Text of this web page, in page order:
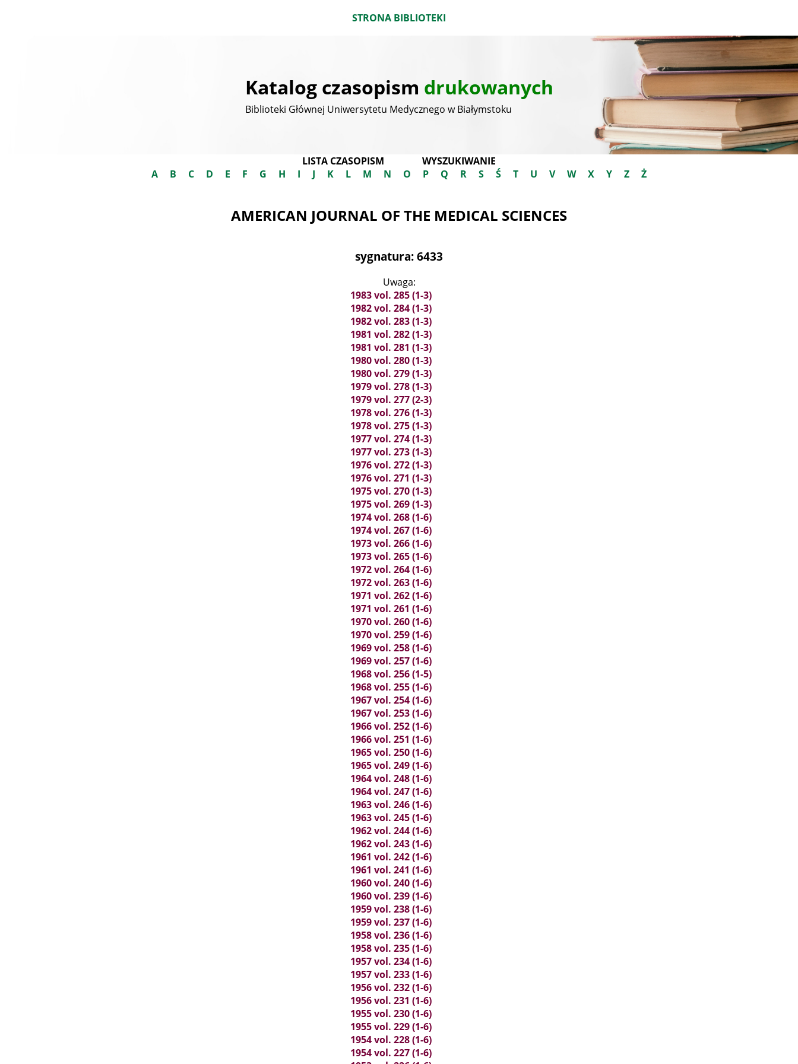
STRONA BIBLIOTEKI
Katalog czasopism drukowanych
Biblioteki Głównej Uniwersytetu Medycznego w Białymstoku
LISTA CZASOPISM
WYSZUKIWANIE
A
B C D E F G H I J K L M N O P Q R S Ś T U V W X Y Z Ż
AMERICAN JOURNAL OF THE MEDICAL SCIENCES
sygnatura: 6433
Uwaga:
1983 vol. 285 (1-3)
1982 vol. 284 (1-3)
1982 vol. 283 (1-3)
1981 vol. 282 (1-3)
1981 vol. 281 (1-3)
1980 vol. 280 (1-3)
1980 vol. 279 (1-3)
1979 vol. 278 (1-3)
1979 vol. 277 (2-3)
1978 vol. 276 (1-3)
1978 vol. 275 (1-3)
1977 vol. 274 (1-3)
1977 vol. 273 (1-3)
1976 vol. 272 (1-3)
1976 vol. 271 (1-3)
1975 vol. 270 (1-3)
1975 vol. 269 (1-3)
1974 vol. 268 (1-6)
1974 vol. 267 (1-6)
1973 vol. 266 (1-6)
1973 vol. 265 (1-6)
1972 vol. 264 (1-6)
1972 vol. 263 (1-6)
1971 vol. 262 (1-6)
1971 vol. 261 (1-6)
1970 vol. 260 (1-6)
1970 vol. 259 (1-6)
1969 vol. 258 (1-6)
1969 vol. 257 (1-6)
1968 vol. 256 (1-5)
1968 vol. 255 (1-6)
1967 vol. 254 (1-6)
1967 vol. 253 (1-6)
1966 vol. 252 (1-6)
1966 vol. 251 (1-6)
1965 vol. 250 (1-6)
1965 vol. 249 (1-6)
1964 vol. 248 (1-6)
1964 vol. 247 (1-6)
1963 vol. 246 (1-6)
1963 vol. 245 (1-6)
1962 vol. 244 (1-6)
1962 vol. 243 (1-6)
1961 vol. 242 (1-6)
1961 vol. 241 (1-6)
1960 vol. 240 (1-6)
1960 vol. 239 (1-6)
1959 vol. 238 (1-6)
1959 vol. 237 (1-6)
1958 vol. 236 (1-6)
1958 vol. 235 (1-6)
1957 vol. 234 (1-6)
1957 vol. 233 (1-6)
1956 vol. 232 (1-6)
1956 vol. 231 (1-6)
1955 vol. 230 (1-6)
1955 vol. 229 (1-6)
1954 vol. 228 (1-6)
1954 vol. 227 (1-6)